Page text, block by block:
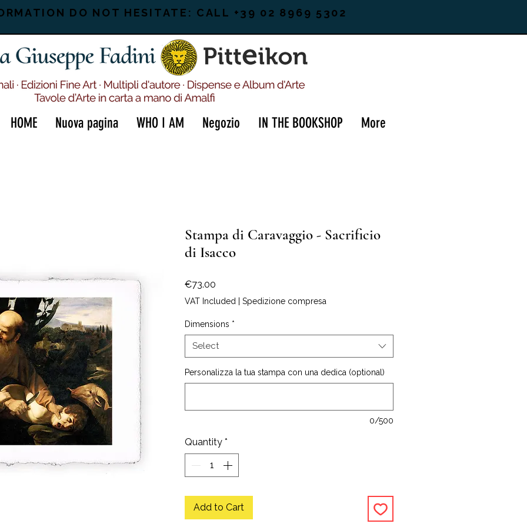
DO NOT HESITATE: CALL +39 02 8969 5302
HOME Nuova pagina WHO I AM Negozio IN THE BOOKSHOP More
Stampa di Caravaggio - Sacrificio
di Isacco
€73.00
VAT Included Spedizione compresa
Dimensions *
Select
Personalizza la tua stampa con una dedica (optional)
0/500
Quantity *
Add to Cart